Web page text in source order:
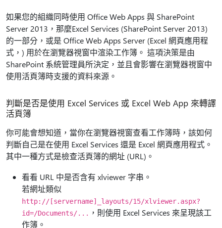
如果您的組織同時使用 Office Web Apps 與 SharePoint
Server 2013，那麼Excel Services (SharePoint Server 2013)
的一部分，或是 Office Web Apps Server (Excel 網頁應用程
式，) 用於在瀏覽器視窗中渲染工作簿。 這項決策是由
SharePoint 系統管理員所決定，並且會影響在瀏覽器視窗中
使用活頁簿時支援的資料來源。
判斷是否是使用 Excel Services 或 Excel Web App 來轉譯
活頁簿
你可能會想知道，當你在瀏覽器視窗查看工作簿時，該如何
判斷自己是在使用 Excel Services 還是 Excel 網頁應用程式。
其中一種方式是檢查活頁簿的網址 (URL)。
看看 URL 中是否含有 xlviewer 字串。
若網址類似
http://[servername]_layouts/15/xlviewer.aspx?
id=/Documents/... ，則使用 Excel Services 來呈現該工
作簿。